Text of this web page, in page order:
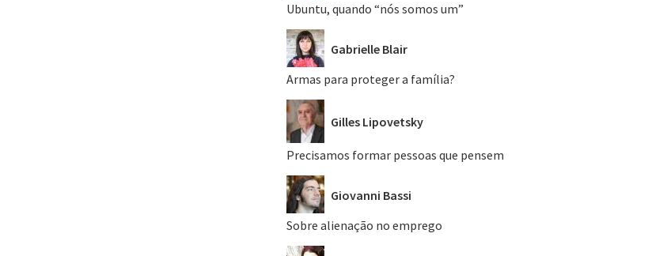
Ubuntu, quando “nós somos um”
Gabrielle Blair
Armas para proteger a família?
Gilles Lipovetsky
Precisamos formar pessoas que pensem
Giovanni Bassi
Sobre alienação no emprego